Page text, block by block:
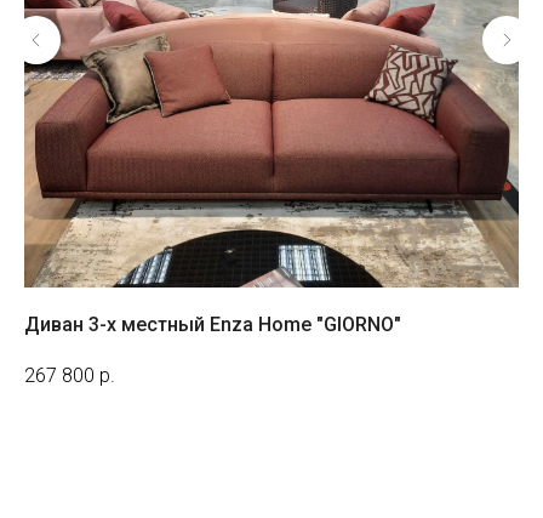
Диван 3-х местный Enza Home "GIORNO"
267 800 р.